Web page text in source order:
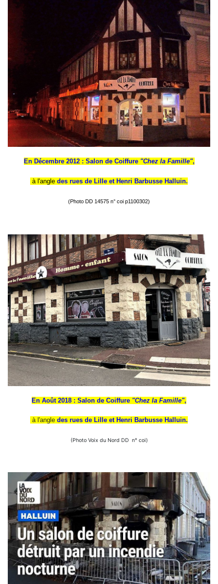
En Décembre 2012 : Salon de Coiffure"Chez la Famille",
à l'angle des rues de Lille et Henri Barbusse Halluin.
(Photo DD 14575 n° coi p1100302)
En Août 2018 : Salon de Coiffure "Chez la Famille",
à l'angle des rues de Lille et Henri Barbusse Halluin.
(Photo Voix du Nord DD n° coi)